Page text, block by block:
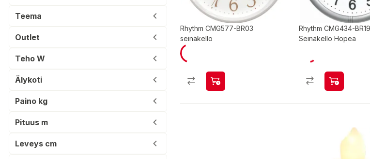
Teema
Outlet
Teho W
Älykoti
Paino kg
Pituus m
Leveys cm
Rhythm CMG577-BR03
seinäkello
Rhythm CMG434-BR19
Seinäkello Hopea